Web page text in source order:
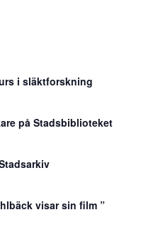
i släktforskning
på Stadsbiblioteket
visar sin film ”